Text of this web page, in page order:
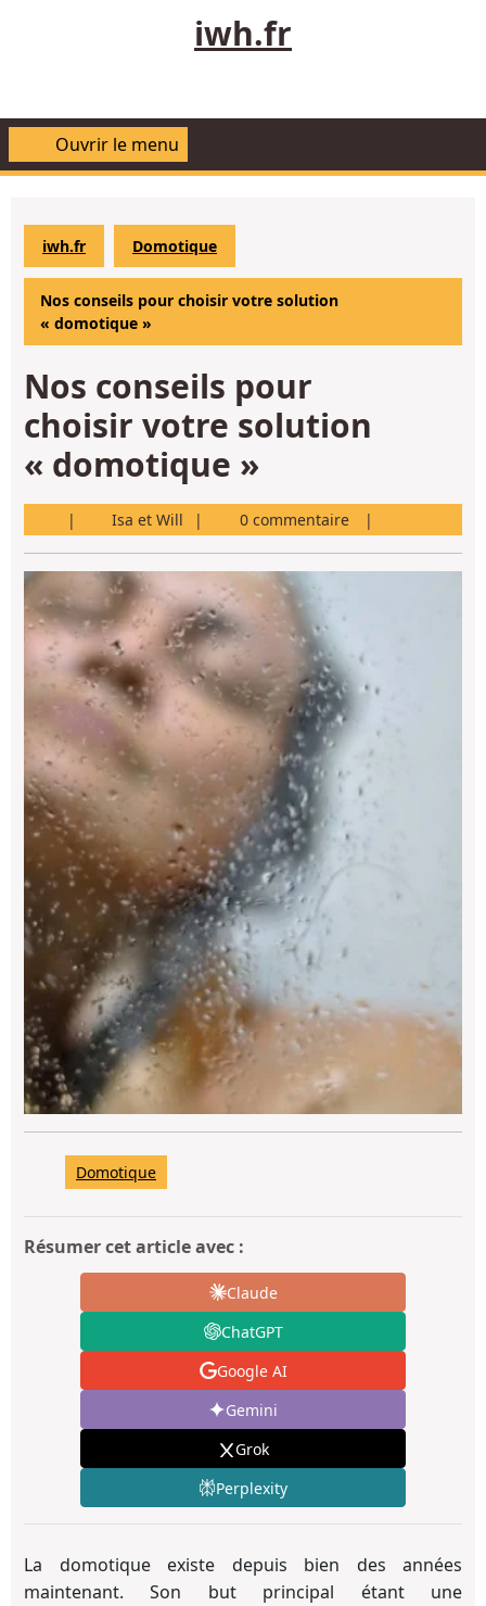
iwh.fr
Ouvrir le menuOuvrir
menu
iwh.fr Domotique
Nos conseils pour choisir votre solution
« domotique »
Nos conseils pour
choisir votre solution
« domotique »
Isa et Will Isa
et
0 commentaire
Domotique
Résumer cet article avec :
Claude
ChatGPT
Google AI
Gemini
Grok
Perplexity
La domotique existe depuis bien des années
maintenant. Son but principal étant une